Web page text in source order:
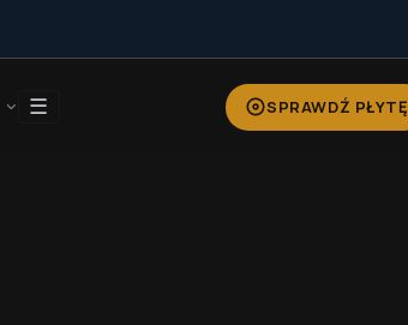
☰ SPRAWDŹ PŁYTĘ